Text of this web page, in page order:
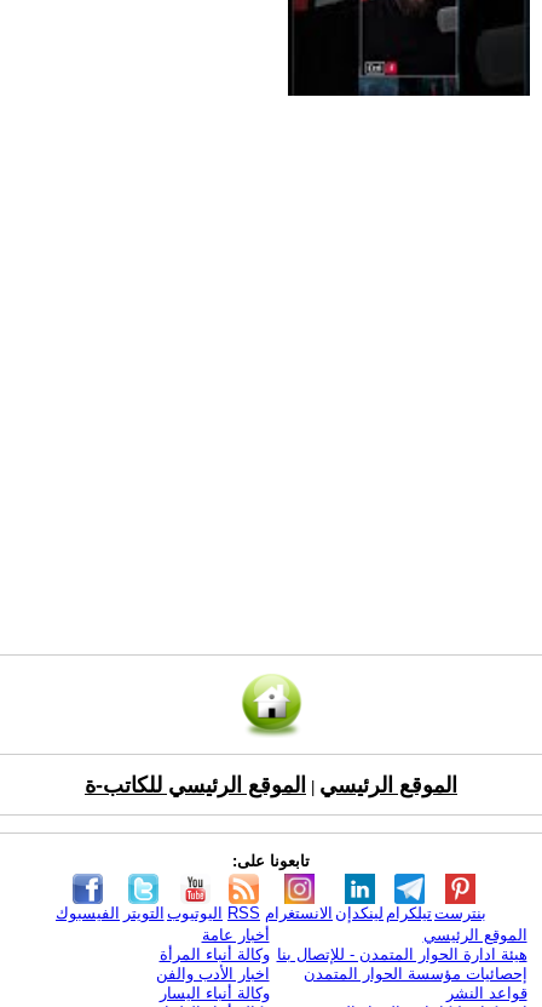
الموقع الرئيسي الموقع الرئيسي للكاتب-ة
تابعونا على:
الفيسبوك التويتر اليوتيوب RSS الانستغرام لينكدإن تيلكرامبنترست
الموقع الرئيسي
هيئة ادارة الحوار المتمدن - للإتصال بنا
إحصائيات مؤسسة الحوار المتمدن
قواعد النشر
أخبار عامة
وكالة أنباء المرأة
اخبار الأدب والفن
وكالة أنباء اليسار